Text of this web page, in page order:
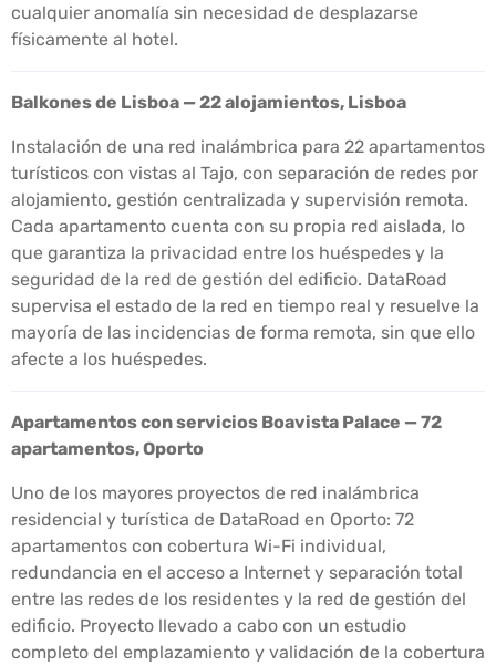
cualquier anomalía sin necesidad de desplazarse
físicamente al hotel.
Balkones de Lisboa — 22 alojamientos, Lisboa
Instalación de una red inalámbrica para 22 apartamentos
turísticos con vistas al Tajo, con separación de redes por
alojamiento, gestión centralizada y supervisión remota.
Cada apartamento cuenta con su propia red aislada, lo
que garantiza la privacidad entre los huéspedes y la
seguridad de la red de gestión del edificio. DataRoad
supervisa el estado de la red en tiempo real y resuelve la
mayoría de las incidencias de forma remota, sin que ello
afecte a los huéspedes.
Apartamentos con servicios Boavista Palace — 72
apartamentos, Oporto
Uno de los mayores proyectos de red inalámbrica
residencial y turística de DataRoad en Oporto: 72
apartamentos con cobertura Wi-Fi individual,
redundancia en el acceso a Internet y separación total
entre las redes de los residentes y la red de gestión del
edificio. Proyecto llevado a cabo con un estudio
completo del emplazamiento y validación de la cobertura